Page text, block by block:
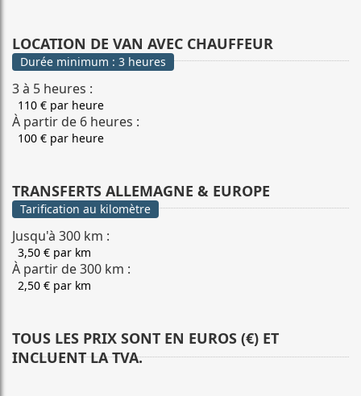
LOCATION DE VAN AVEC CHAUFFEUR
Durée minimum : 3 heures
3 à 5 heures :
110 € par heure
À partir de 6 heures :
100 € par heure
TRANSFERTS ALLEMAGNE & EUROPE
Tarification au kilomètre
Jusqu'à 300 km :
3,50 € par km
À partir de 300 km :
2,50 € par km
TOUS LES PRIX SONT EN EUROS (€) ET
INCLUENT LA TVA.